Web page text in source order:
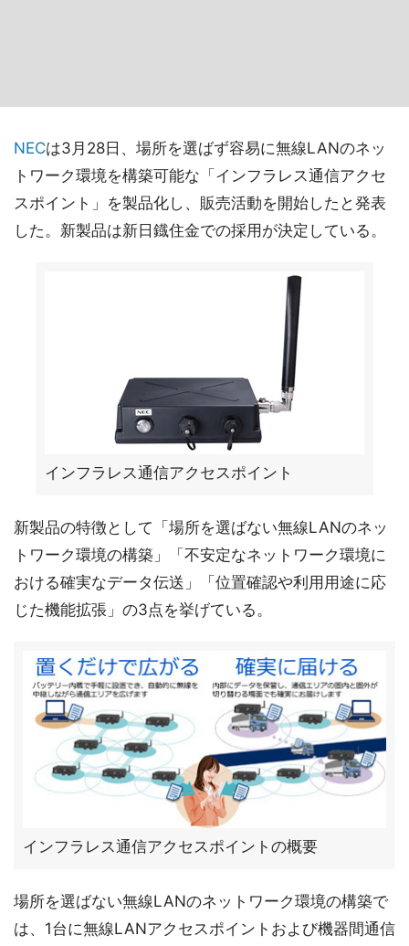
NECは3月28日、場所を選ばず容易に無線LANのネッ
トワーク環境を構築可能な「インフラレス通信アクセ
スポイント」を製品化し、販売活動を開始したと発表
した。新製品は新日鐡住金での採用が決定している。
インフラレス通信アクセスポイント
新製品の特徴として「場所を選ばない無線LANのネッ
トワーク環境の構築」「不安定なネットワーク環境に
おける確実なデータ伝送」「位置確認や利用用途に応
じた機能拡張」の3点を挙げている。
インフラレス通信アクセスポイントの概要
場所を選ばない無線LANのネットワーク環境の構築で
は、1台に無線LANアクセスポイントおよび機器間通信